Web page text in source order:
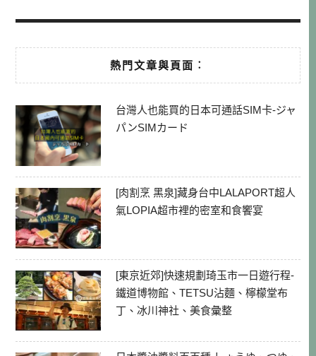
熱門文章與頁面︰
台灣人也能買的日本可通話SIM卡-ジャ
パンSIMカード
[肉割烹 黑泉]藏身台中LALAPORT超人
氣LOPIA超市裡的密室和食饗宴
[東京近郊]快速規劃琦玉市一日遊行程-
鐵道博物館、TETSU沾麵、檸檬堂布
丁、冰川神社、美食彙整